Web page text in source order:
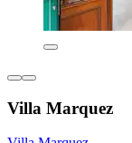
Villa Marquez